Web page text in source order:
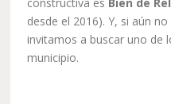
desde el 2016). Y, si aún
invitamos a buscar uno de
municipio.